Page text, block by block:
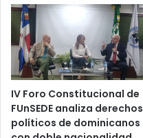
IV Foro Constitucional de
FUnSEDE analiza derechos
políticos de dominicanos